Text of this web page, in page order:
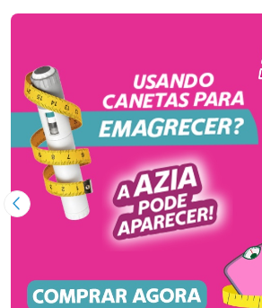
Imagem Anterior